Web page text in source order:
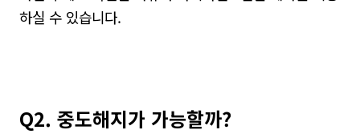
하실 수 있습니다.
Q2. 중도해지가 가능할까?